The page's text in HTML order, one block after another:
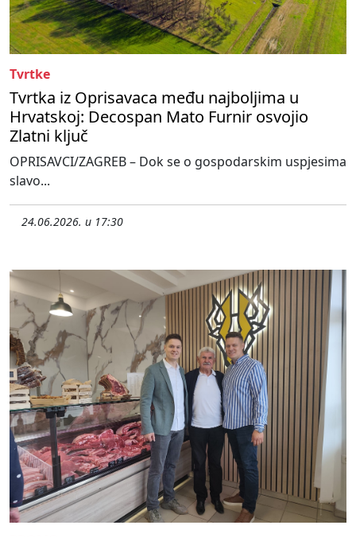
Tvrtke
Tvrtka iz Oprisavaca među najboljima u
Hrvatskoj: Decospan Mato Furnir osvojio
Zlatni ključ
OPRISAVCI/ZAGREB – Dok se o gospodarskim uspjesima
slavo...
24.06.2026. u 17:30